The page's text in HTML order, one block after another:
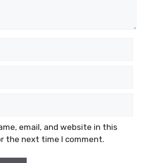
email, and website in this
the next time I comment.